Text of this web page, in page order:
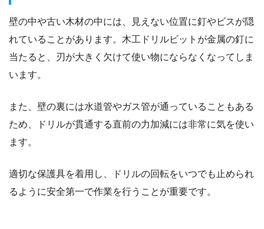
壁の中や古い木材の中には、見えない位置に釘やビスが隠
れていることがあります。木工ドリルビットが金属の釘に
当たると、刃が大きく欠けて使い物にならなくなってしま
います。
また、壁の裏には水道管やガス管が通っていることもある
ため、ドリルが貫通する直前の力加減には非常に気を使い
ます。
適切な保護具を着用し、ドリルの回転をいつでも止められ
るように安全第一で作業を行うことが重要です。